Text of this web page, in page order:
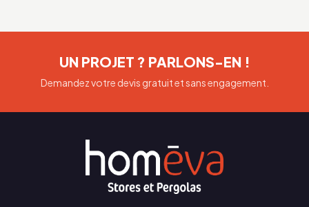
UN PROJET ? PARLONS-EN !
Demandez votre devis gratuit et sans engagement.